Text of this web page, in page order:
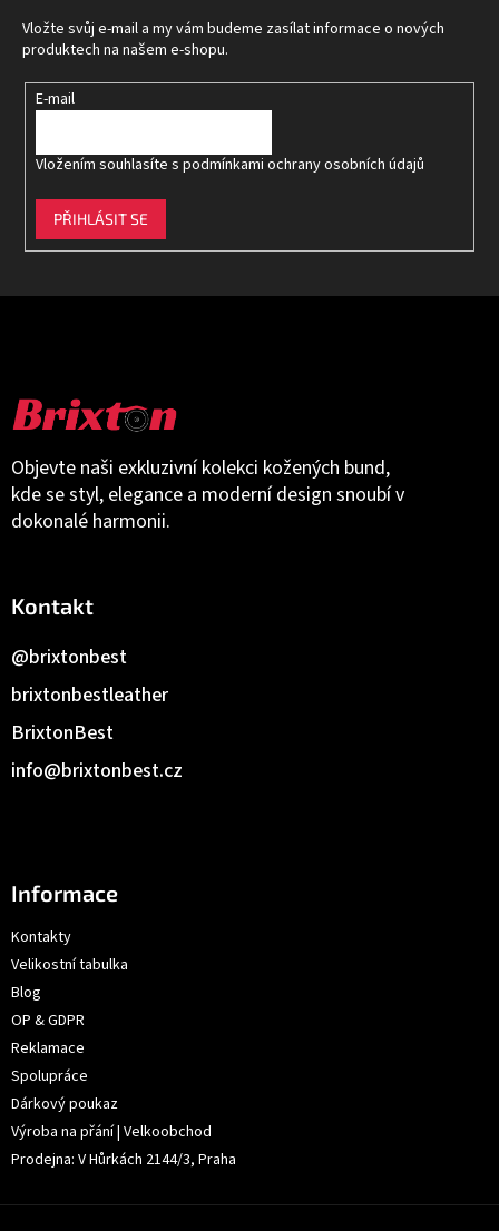
Objevte naši exkluzivní kolekci kožených bund,
kde se styl, elegance a moderní design snoubí v
dokonalé harmonii.
Kontakt
info@brixtonbest.cz
BrixtonBest
brixtonbestleather
@brixtonbest
Informace
Kontakty
Velikostní tabulka
Blog
OP & GDPR
Reklamace
Spolupráce
Dárkový poukaz
Výroba na přání | Velkoobchod
Prodejna: V Hůrkách 2144/3, Praha
Vložte svůj e-mail a my vám budeme zasílat informace o nových
produktech na našem e-shopu.
E-mail
Vložením souhlasíte s podmínkami ochrany osobních údajů
PŘIHLÁSIT SE